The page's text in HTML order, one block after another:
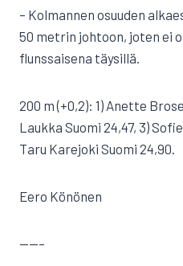
– Kolmannen osuuden
50 metrin johtoon, joten ei
flunssaisena täysillä.
200 m (+0,2): 1) Anette
Laukka Suomi 24,47, 3)
Taru Karejoki Suomi 24,90.
Eero Könönen
——–